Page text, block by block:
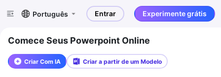
Português Entrar Experimente grátis
Comece Seus Powerpoint Online
Criar Com IA Criar a partir de um Modelo